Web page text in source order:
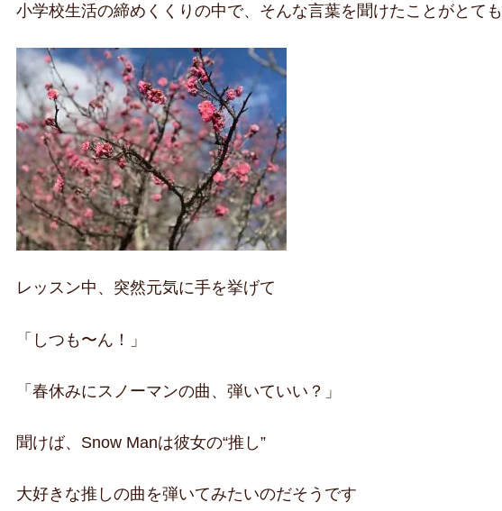
小学校生活の締めくくりの中で、そんな言葉を聞けたことがとて
レッスン中、突然元気に手を挙げて
「しつも〜ん！」
「春休みにスノーマンの曲、弾いていい？」
聞けば、Snow Manは彼女の“推し”
大好きな推しの曲を弾いてみたいのだそうです